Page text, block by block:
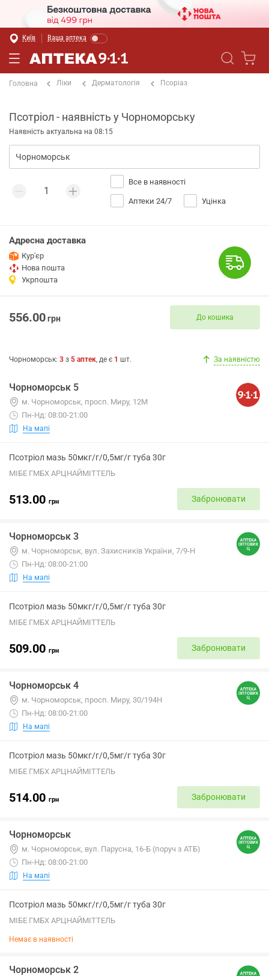
Київ Ваша аптека
Головна Ліки Дерматологія Псоріаз
Псотріол - наявність у Чорноморську
Наявність актуальна на 08:15
Все в наявності
Аптеки 24/7 Уцінка
Адресна доставка
Кур'єр
Нова пошта
Укрпошта
556.00грн До кошика
Чорноморськ: 3 з 5 аптек, де є 1 шт. За наявністю
Чорноморськ 5
м. Чорноморськ, просп. Миру, 12М
Пн-Нд: 08:00-21:00
На мапі
Псотріол мазь 50мкг/г/0,5мг/г туба 30г
МІБЕ ГМБХ АРЦНАЙМІТТЕЛЬ
513.00 грн Забронювати
Чорноморськ 3
м. Чорноморськ, вул. Захисників України, 7/9-Н
Пн-Нд: 08:00-21:00
На мапі
Псотріол мазь 50мкг/г/0,5мг/г туба 30г
МІБЕ ГМБХ АРЦНАЙМІТТЕЛЬ
509.00 грн Забронювати
Чорноморськ 4
м. Чорноморськ, просп. Миру, 30/194Н
Пн-Нд: 08:00-21:00
На мапі
Псотріол мазь 50мкг/г/0,5мг/г туба 30г
МІБЕ ГМБХ АРЦНАЙМІТТЕЛЬ
514.00 грн Забронювати
Чорноморськ
м. Чорноморськ, вул. Парусна, 16-Б (поруч з АТБ)
Пн-Нд: 08:00-21:00
На мапі
Псотріол мазь 50мкг/г/0,5мг/г туба 30г
МІБЕ ГМБХ АРЦНАЙМІТТЕЛЬ
Немає в наявності
Чорноморськ 2